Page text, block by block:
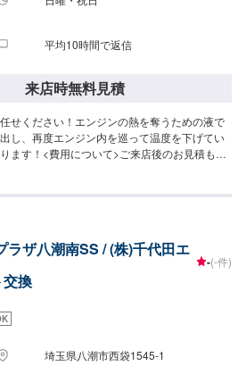
平均10時間で返信
来店時無料見積
せください！エンジンの熱を奪うための液で
し、再度エンジン内を巡って温度を下げてい
ます！<費用について>ご来店後のお見積もり
ザ八潮南SS / (株)千代田エ
換
-(-件)
埼玉県八潮市西袋1545-1